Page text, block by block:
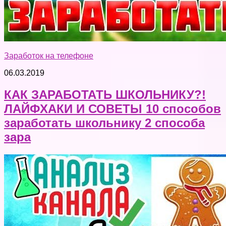
Заработок на телефоне
06.03.2019
КАК ЗАРАБОТАТЬ ШКОЛЬНИКУ?!
ЛАЙФХАКИ И СОВЕТЫ 10 способов
заработать школьнику 2 способа
зара